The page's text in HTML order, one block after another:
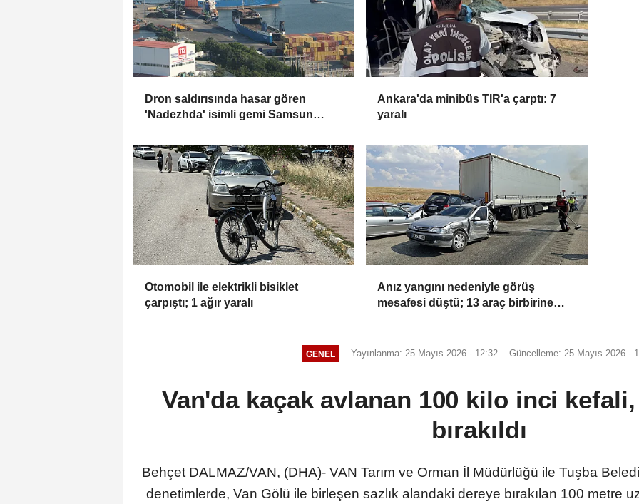
Dron saldırısında hasar gören
'Nadezhda' isimli gemi Samsun
Ankara'da minibüs TIR'a çarptı: 7
yaralı
Otomobil ile elektrikli bisiklet
çarpıştı; 1 ağır yaralı
Anız yangını nedeniyle görüş
mesafesi düştü; 13 araç birbirine
GENEL Yayınlanma: 25 Mayıs 2026 - 12:32 Güncelleme: 25 Mayıs 2026 -
Van'da kaçak avlanan 100 kilo inci
bırakıldı
Behçet DALMAZ/VAN, (DHA)- VAN Tarım ve Orman İl Müdürlüğü ile Tuşba
denetimlerde, Van Gölü ile birleşen sazlık alandaki dereye bırakılan 100 metre